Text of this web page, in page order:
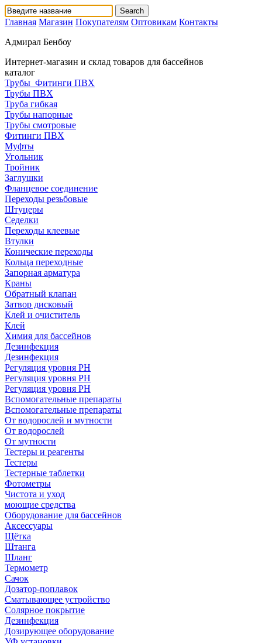
Главная Магазин Покупателям Оптовикам Контакты
Адмирал Бенбоу
Интернет-магазин и склад товаров для бассейнов
каталог
Трубы_Фитинги ПВХ
Трубы ПВХ
Труба гибкая
Трубы напорные
Трубы смотровые
Фитинги ПВХ
Муфты
Угольник
Тройник
Заглушки
Фланцевое соединение
Переходы резьбовые
Штуцеры
Седелки
Переходы клеевые
Втулки
Конические переходы
Кольца переходные
Запорная арматура
Краны
Обратный клапан
Затвор дисковый
Клей и очиститель
Клей
Химия для бассейнов
Дезинфекция
Дезинфекция
Регуляция уровня РН
Регуляция уровня РН
Регуляция уровня PH
Вспомогательные препараты
Вспомогательные препараты
От водорослей и мутности
От водорослей
От мутности
Тестеры и реагенты
Тестеры
Тестерные таблетки
Фотометры
Чистота и уход
моющие средства
Оборудование для бассейнов
Аксессуары
Щётка
Штанга
Шланг
Термометр
Сачок
Дозатор-поплавок
Сматывающее устройство
Солярное покрытие
Дезинфекция
Дозирующее оборудование